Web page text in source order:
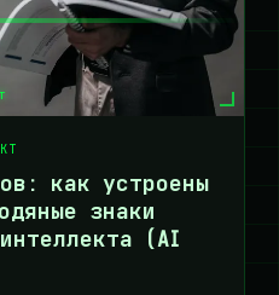
как устроены
знаки
(AI